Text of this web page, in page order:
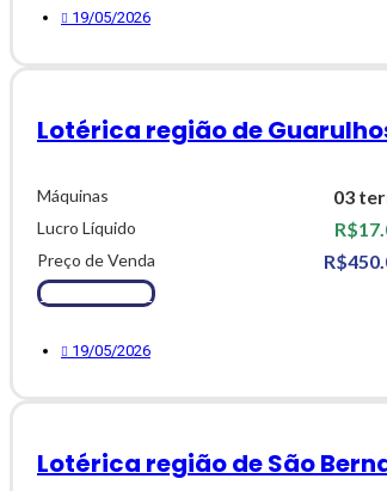
19/05/2026
Lotérica região de
Máquinas 03
Lucro Líquido
Preço de Venda
Ver Detalhes
19/05/2026
Lotérica região de São